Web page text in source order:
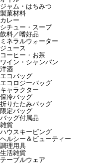
ジャム・はちみつ
製菓材料
カレー
シチュー・スープ
飲料／嗜好品
ミネラルウォーター
ジュース
コーヒー・お茶
ワイン・シャンパン
洋酒
エコバッグ
エコロジーバッグ
キャラクター
保冷バッグ
折りたたみバッグ
限定バッグ
バッグ付属品
雑貨
ハウスキーピング
ヘルシー＆ビューティー
調理用具
生活雑貨
テーブルウェア